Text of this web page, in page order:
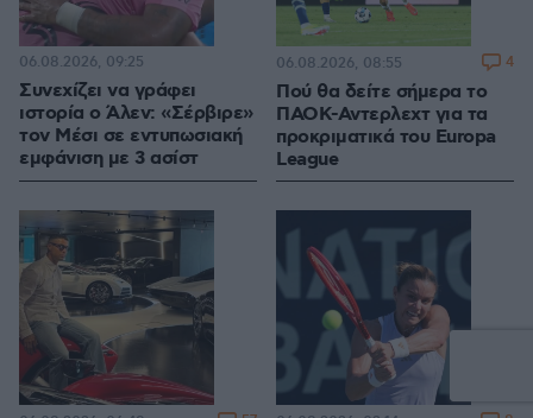
Συνεχίζει να γράφει
ιστορία ο Άλεν: «Σέρβιρε»
τον Μέσι σε εντυπωσιακή
εμφάνιση με 3 ασίστ
06.08.2026, 09:25
Πού θα δείτε σήμερα το
ΠΑΟΚ-Αντερλεχτ για τα
προκριματικά του Europa
League
06.08.2026, 08:55 4